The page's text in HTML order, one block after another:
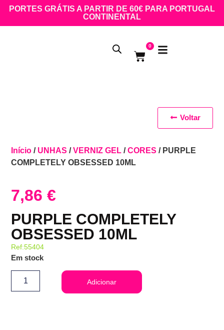
PORTES GRÁTIS A PARTIR DE 60€ PARA PORTUGAL
CONTINENTAL
0
Início / UNHAS /VERNIZ GEL /CORES / PURPLE
COMPLETELY OBSESSED 10ML
7,86€
PURPLE COMPLETELY
OBSESSED 10ML
Ref:55404
Em stock
Adicionar
Voltar